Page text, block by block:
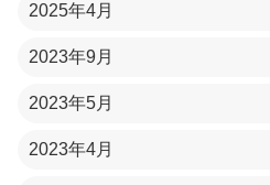
2025年4月
2023年9月
2023年5月
2023年4月